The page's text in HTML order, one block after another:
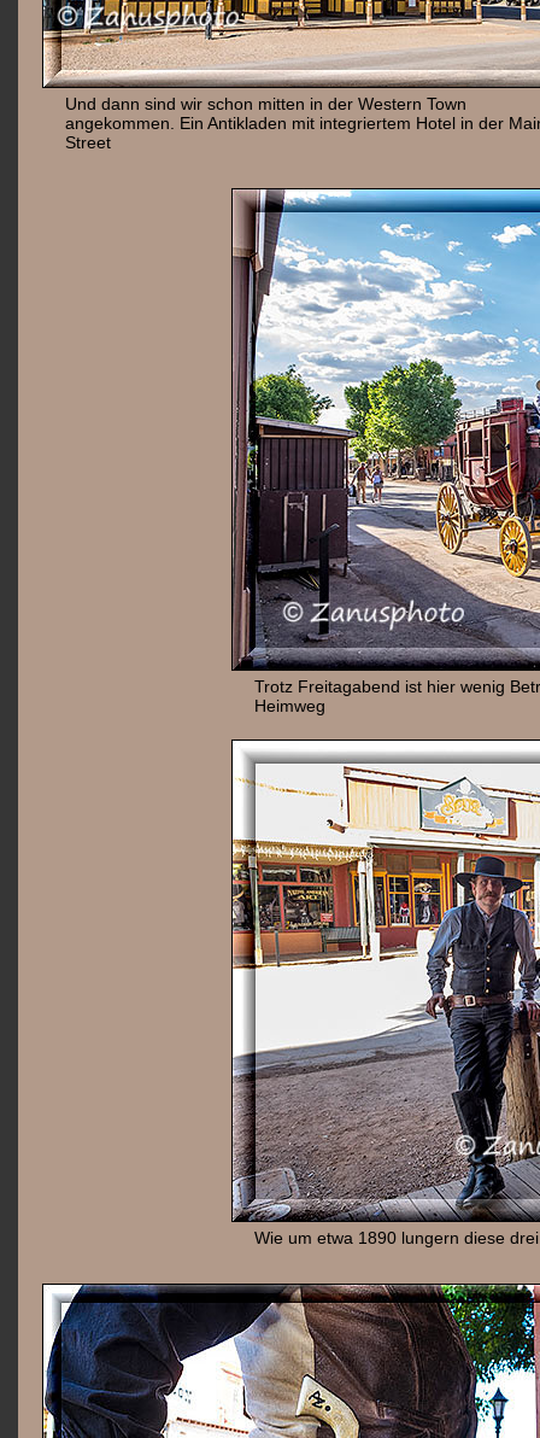
Und dann sind wir schon mitten in der Western Town
angekommen. Ein Antikladen mit integriertem Hotel in der
Street
Trotz Freitagabend ist hier wenig
Heimweg
Wie um etwa 1890 lungern diese